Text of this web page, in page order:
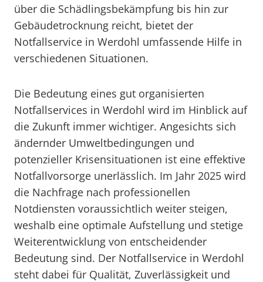
über die Schädlingsbekämpfung bis hin zur
Gebäudetrocknung reicht, bietet der
Notfallservice in Werdohl umfassende Hilfe in
verschiedenen Situationen.
Die Bedeutung eines gut organisierten
Notfallservices in Werdohl wird im Hinblick auf
die Zukunft immer wichtiger. Angesichts sich
ändernder Umweltbedingungen und
potenzieller Krisensituationen ist eine effektive
Notfallvorsorge unerlässlich. Im Jahr 2025 wird
die Nachfrage nach professionellen
Notdiensten voraussichtlich weiter steigen,
weshalb eine optimale Aufstellung und stetige
Weiterentwicklung von entscheidender
Bedeutung sind. Der Notfallservice in Werdohl
steht dabei für Qualität, Zuverlässigkeit und